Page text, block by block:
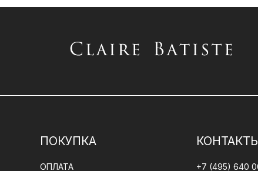
ПОКУПКА
ОПЛАТА +7 (495) 640